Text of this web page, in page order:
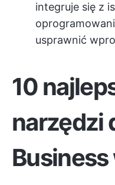
integruje się z
usprawnić
10
narzędzi